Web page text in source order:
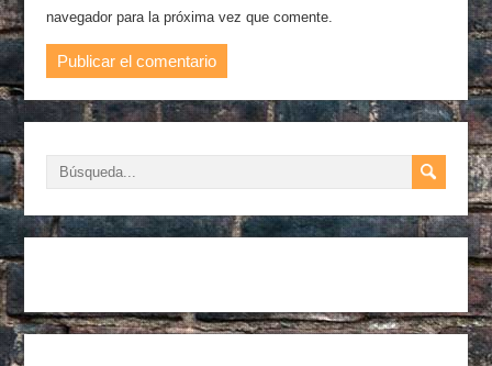
navegador para la próxima vez que comente.